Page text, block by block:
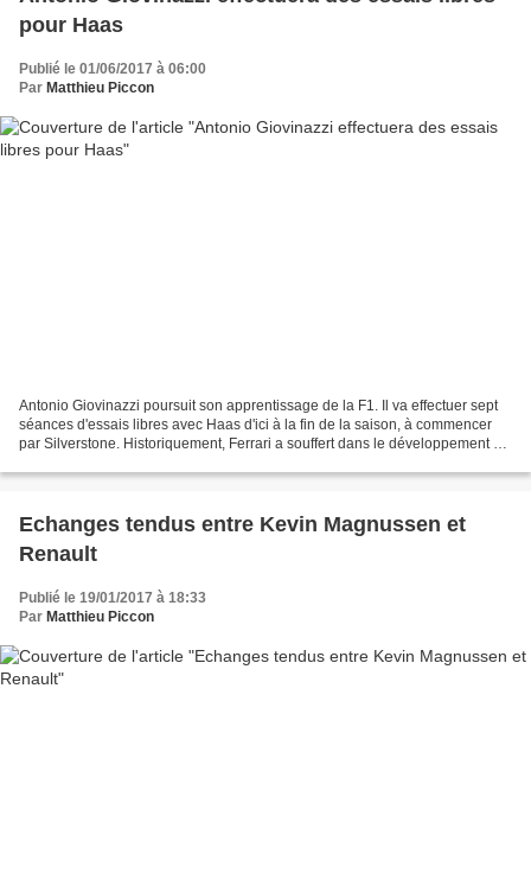
pour Haas
Publié le 01/06/2017 à 06:00
Par Matthieu Piccon
Antonio Giovinazzi poursuit son apprentissage de la F1. Il va effectuer sept
séances d'essais libres avec Haas d'ici à la fin de la saison, à commencer
par Silverstone. Historiquement, Ferrari a souffert dans le développement de
Echanges tendus entre Kevin Magnussen et
Renault
Publié le 19/01/2017 à 18:33
Par Matthieu Piccon